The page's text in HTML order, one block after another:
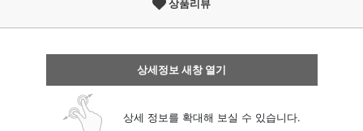
상품리뷰
상세정보 새창 열기
상세 정보를 확대해 보실 수 있습니다.